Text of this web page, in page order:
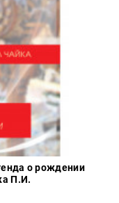
о рождении
П.И.